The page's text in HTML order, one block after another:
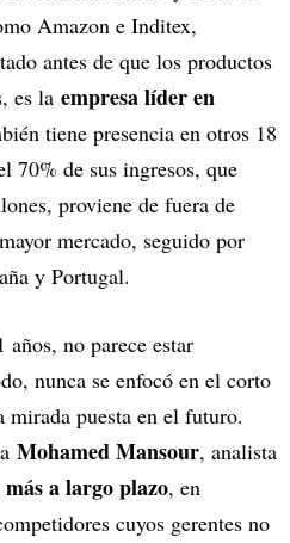
Amazon e Inditex,
antes de que los productos
es la empresa líder en
tiene presencia en otros 18
70% de sus ingresos, que
proviene de fuera de
mercado, seguido por
y Portugal.
no parece estar
nunca se enfocó en el corto
puesta en el futuro.
Mohamed Mansour, analista
a largo plazo, en
cuyos gerentes no